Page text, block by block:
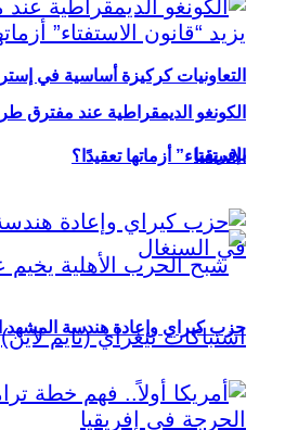
التعاونيات كركيزة أساسية في
بإفريقيا
الكونغو الديمقراطية عند مفترق
الاستفتاء” أزماتها تعقيدًا؟
حزب كيراي وإعادة هندسة